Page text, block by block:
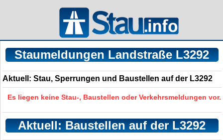
Staumeldungen Landstraße L3292
Aktuell: Stau, Sperrungen und Baustellen auf der L3292
Es liegen keine Stau-, Baustellen oder Verkehrsmeldungen vor.
Aktuell: Baustellen auf der L3292